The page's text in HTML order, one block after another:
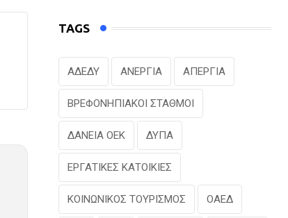
TAGS
ΑΔΕΔΥ ΑΝΕΡΓΙΑ ΑΠΕΡΓΙΑ
ΒΡΕΦΟΝΗΠΙΑΚΟΙ ΣΤΑΘΜΟΙ
ΔΑΝΕΙΑ ΟΕΚ ΔΥΠΑ
ΕΡΓΑΤΙΚΕΣ ΚΑΤΟΙΚΙΕΣ
ΚΟΙΝΩΝΙΚΟΣ ΤΟΥΡΙΣΜΟΣ ΟΑΕΔ